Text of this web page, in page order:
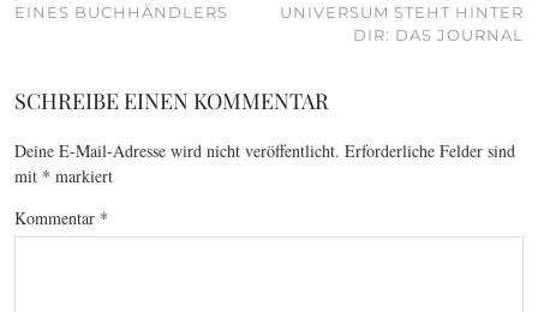
EINES BUCHHÄNDLERS
UNIVERSUM STEHT HINTER
DIR: DAS JOURNAL
SCHREIBE EINEN KOMMENTAR
Deine E-Mail-Adresse wird nicht veröffentlicht. Erforderliche Felder sind
mit * markiert
Kommentar *